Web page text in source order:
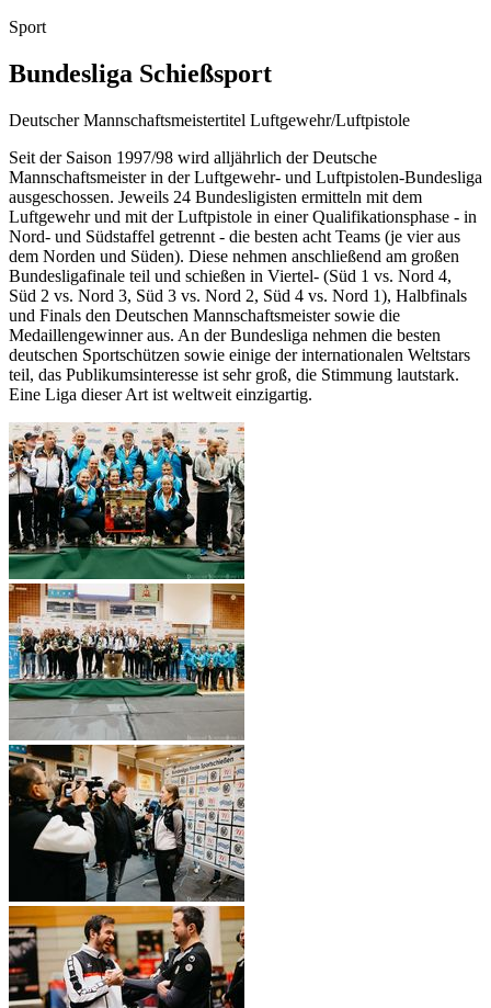
Sport
Bundesliga Schießsport
Deutscher Mannschaftsmeistertitel Luftgewehr/Luftpistole
Seit der Saison 1997/98 wird alljährlich der Deutsche
Mannschaftsmeister in der Luftgewehr- und Luftpistolen-Bundesliga
ausgeschossen. Jeweils 24 Bundesligisten ermitteln mit dem
Luftgewehr und mit der Luftpistole in einer Qualifikationsphase - in
Nord- und Südstaffel getrennt - die besten acht Teams (je vier aus
dem Norden und Süden). Diese nehmen anschließend am großen
Bundesligafinale teil und schießen in Viertel- (Süd 1 vs. Nord 4,
Süd 2 vs. Nord 3, Süd 3 vs. Nord 2, Süd 4 vs. Nord 1), Halbfinals
und Finals den Deutschen Mannschaftsmeister sowie die
Medaillengewinner aus. An der Bundesliga nehmen die besten
deutschen Sportschützen sowie einige der internationalen Weltstars
teil, das Publikumsinteresse ist sehr groß, die Stimmung lautstark.
Eine Liga dieser Art ist weltweit einzigartig.